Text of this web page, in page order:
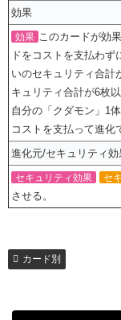
効果
効果 このカードが効
ドをコストを支払わず
いのセキュリティ合計
キュリティ合計が6枚
自分の「クダモン」1
コストを支払って進化
進化元/セキュリティ効
セキュリティ効果 セ
させる。
カード別